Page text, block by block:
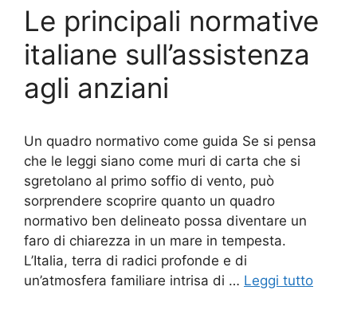
Le principali normative
italiane sull’assistenza
agli anziani
Un quadro normativo come guida Se si pensa
che le leggi siano come muri di carta che si
sgretolano al primo soffio di vento, può
sorprendere scoprire quanto un quadro
normativo ben delineato possa diventare un
faro di chiarezza in un mare in tempesta.
L’Italia, terra di radici profonde e di
un’atmosfera familiare intrisa di … Leggi tutto